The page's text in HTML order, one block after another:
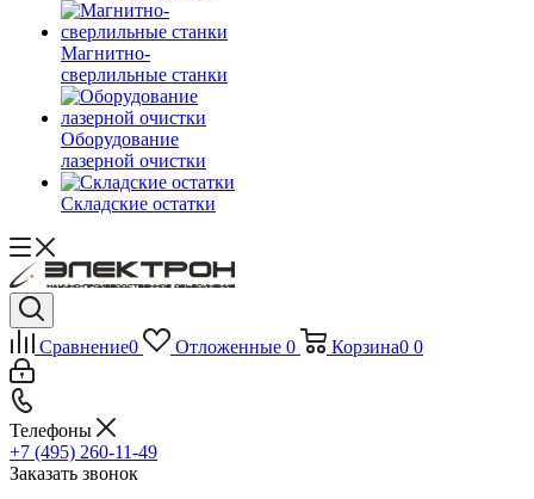
Магнитно-
сверлильные станки
Оборудование
лазерной очистки
Складские остатки
Сравнение0 Отложенные 0 Корзина0 0
Телефоны
+7 (495) 260-11-49
Заказать звонок